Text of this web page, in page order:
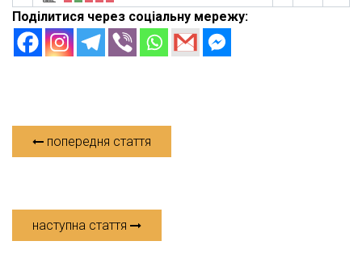
Поділитися через соціальну мережу:
попередня стаття
наступна стаття